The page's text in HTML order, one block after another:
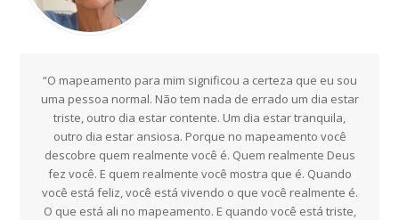
“O mapeamento para mim significou a certeza que eu sou
uma pessoa normal. Não tem nada de errado um dia estar
triste, outro dia estar contente. Um dia estar tranquila,
outro dia estar ansiosa. Porque no mapeamento você
descobre quem realmente você é. Quem realmente Deus
fez você. E quem realmente você mostra que é. Quando
você está feliz, você está vivendo o que você realmente é.
O que está ali no mapeamento. E quando você está triste,